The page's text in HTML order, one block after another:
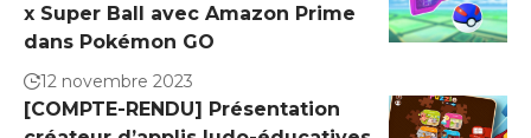
x Super Ball avec Amazon Prime
dans Pokémon GO
12 novembre 2023
[COMPTE-RENDU] Présentation